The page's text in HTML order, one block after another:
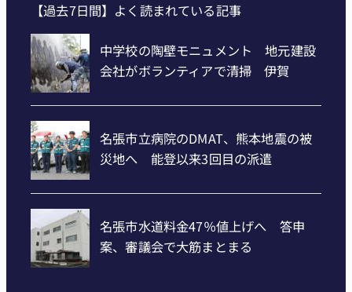
【過去7日間】よく読まれている記事